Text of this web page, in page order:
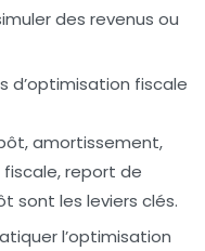
des revenus ou
d’optimisation fiscale
amortissement,
report de
sont les leviers clés.
l’optimisation